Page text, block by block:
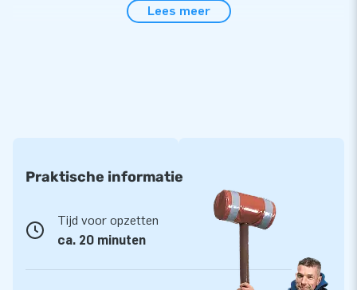
een duidelijke handleiding - alles voor een zorgeloze ervaring
met het stripfiguren luchtkussen. Kies voor het Standaard
Super Comic Springkussen en bezorg de kinderen een dag vol
avonturen die ze nooit zullen vergeten.
JB Inflatables: Dé partner in de wondere wereld
Lees meer
Praktische informatie
Tijd voor opzetten
ca. 20 minuten